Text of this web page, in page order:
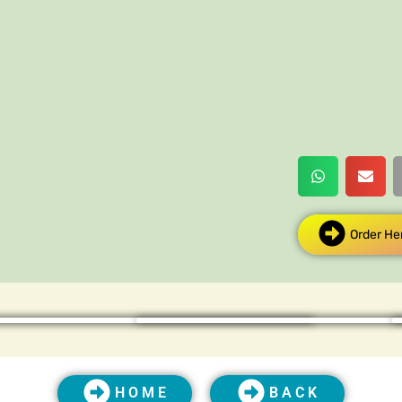
Order
H O M E B A C K